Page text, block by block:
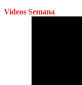
Videos Semana